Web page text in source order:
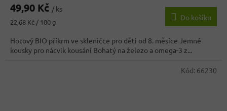
produktu
4,2
z
5
hvězdiček.
49,90 Kč / ks
Měrná
22,68 Kč / 100 g
Do košíku
Hotový BIO příkrm ve skleničce pro děti od 8. měsíce Jemné
kousky pro nácvik kousání Bohatý na železo a omega-3 z...
Kód: 66230